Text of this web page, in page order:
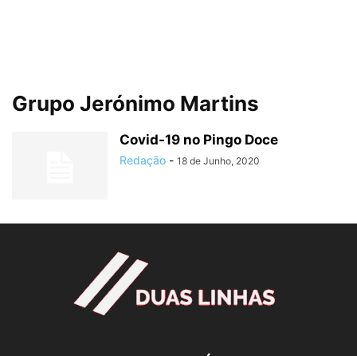
Grupo Jerónimo Martins
Covid-19 no Pingo Doce
Redação - 18 de Junho, 2020